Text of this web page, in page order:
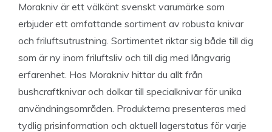
Morakniv är ett välkänt svenskt varumärke som
erbjuder ett omfattande sortiment av robusta knivar
och friluftsutrustning. Sortimentet riktar sig både till dig
som är ny inom friluftsliv och till dig med långvarig
erfarenhet. Hos Morakniv hittar du allt från
bushcraftknivar och dolkar till specialknivar för unika
användningsområden. Produkterna presenteras med
tydlig prisinformation och aktuell lagerstatus för varje